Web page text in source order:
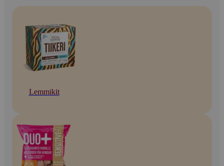
Lemmikit